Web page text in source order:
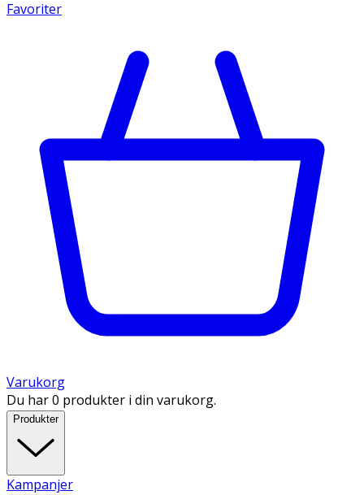
Favoriter
Varukorg
Du har 0 produkter i din varukorg.
Produkter
Kampanjer